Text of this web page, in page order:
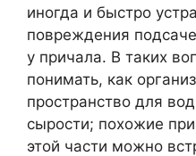
иногда и быстро
повреждения
у причала. В таких
понимать, как
пространство для
сырости; похожие
этой части можно